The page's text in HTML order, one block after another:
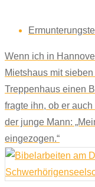
Wenn ich in
Mietshaus mit
Treppenhaus einen
fragte ihn, ob er auch
der junge Mann:
eingezogen.“